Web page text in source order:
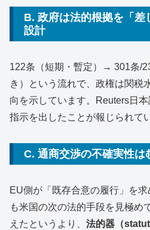
B. 政府は法的根拠を「差
設計
122条（短期・暫定）→ 301条/
き）という流れで、政権は関税
向を示しています。Reuters日
指示を出したことが報じられて
C. 通商交渉の不確実性は
EU側が「既存合意の履行」を
も米国の次の法的手段を見極め
えたというより、 法的器（